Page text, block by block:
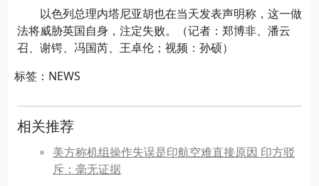
以色列总理内塔尼亚胡也在当天发表声明称，这一做
法将威胁英国自身，注定失败。（记者：郑博非、潘云
召、谢锷、冯国芮、王卓伦；视频：孙硕）
标签：NEWS
相关推荐
美方称机组操作失误是印航空难直接原因 印方驳
斥：毫无证据